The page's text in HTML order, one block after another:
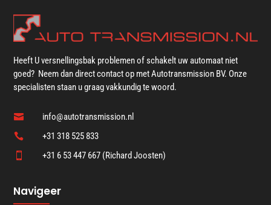
Heeft U versnellingsbak problemen of schakelt uw automaat niet
goed? Neem dan direct contact op met Autotransmission BV. Onze
specialisten staan u graag vakkundig te woord.
 info@autotransmission.nl
 +31 318 525 833
 +31 6 53 447 667 (Richard Joosten)
Navigeer